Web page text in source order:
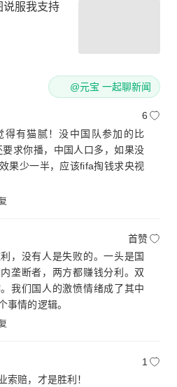
说服我支持
@元宝 一起聊新闻
6
得有猫腻！没中国队参加的比
求你播，中国人口多，如果没
果少一半，应该fifa掏钱求央视
首赞
，没有人是失败的。一头是国
垄断者，两方都赚钱分利。双
我们国人的激愤情绪成了其中
事情的逻辑。
1
索赔，才是胜利！